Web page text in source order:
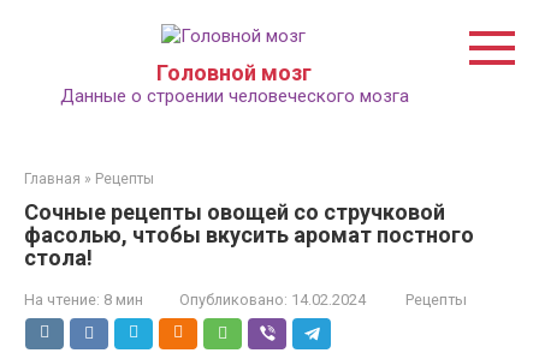
Головной мозг
Данные о строении человеческого мозга
Главная » Рецепты
Сочные рецепты овощей со стручковой
фасолью, чтобы вкусить аромат постного
стола!
На чтение: 8 мин Опубликовано: 14.02.2024 Рецепты